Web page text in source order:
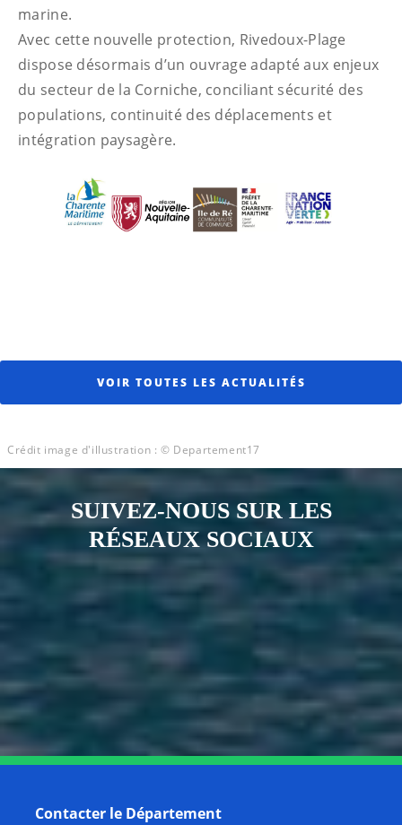
marine.
Avec cette nouvelle protection, Rivedoux-Plage
dispose désormais d’un ouvrage adapté aux enjeux
du secteur de la Corniche, conciliant sécurité des
populations, continuité des déplacements et
intégration paysagère.
VOIR TOUTES LES ACTUALITÉS
Crédit image d'illustration : © Departement17
SUIVEZ-NOUS SUR LES
RÉSEAUX SOCIAUX
Notre page Instagram
Notre page FacebookNotre page Tiktok
Notre page
Notre page Youtube
Contacter le Département